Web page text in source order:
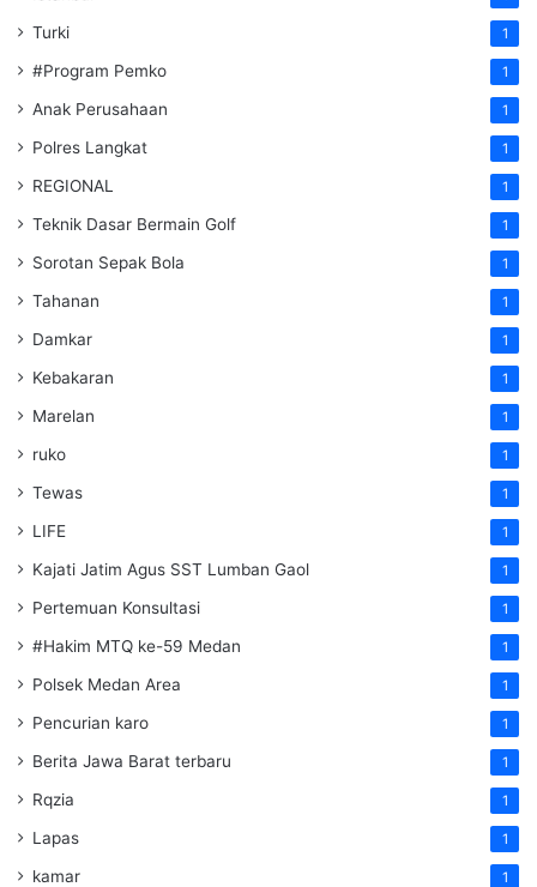
Turki 1
#Program Pemko 1
Anak Perusahaan 1
Polres Langkat 1
REGIONAL 1
Teknik Dasar Bermain Golf 1
Sorotan Sepak Bola 1
Tahanan 1
Damkar 1
Kebakaran 1
Marelan 1
ruko 1
Tewas 1
LIFE 1
Kajati Jatim Agus SST Lumban Gaol 1
Pertemuan Konsultasi 1
#Hakim MTQ ke-59 Medan 1
Polsek Medan Area 1
Pencurian karo 1
Berita Jawa Barat terbaru 1
Rqzia 1
Lapas 1
kamar 1